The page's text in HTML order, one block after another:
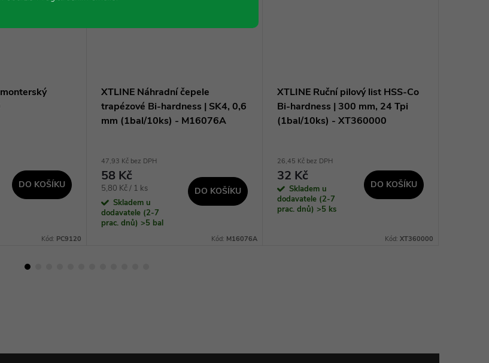
DO KOŠÍKU
Kód: PC9120
XTLINE Náhradní čepele
trapézové Bi-hardness | SK4, 0,6
mm (1bal/10ks) - M16076A
47,93 Kč bez DPH
58 Kč
Měrná
cena:
5,80 Kč / 1 ks
Skladem u
dodavatele (2-7
prac. dnů) >5 bal
DO KOŠÍKU
Kód: M16076A
XTLINE Ruční pilový list HSS-Co
Bi-hardness | 300 mm, 24 Tpi
(1bal/10ks) - XT360000
26,45 Kč bez DPH
32 Kč
Skladem u
dodavatele (2-7
prac. dnů) >5 ks
DO KOŠÍKU
Kód: XT360000